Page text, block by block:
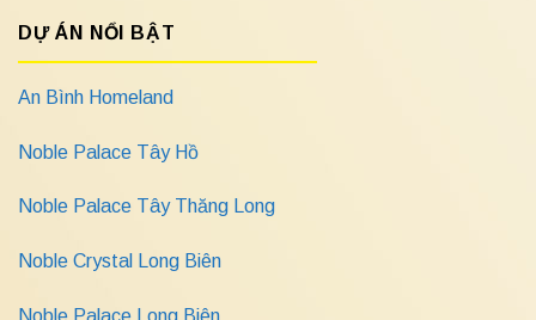
DỰ ÁN NỔI BẬT
An Bình Homeland
Noble Palace Tây Hồ
Noble Palace Tây Thăng Long
Noble Crystal Long Biên
Noble Palace Long Biên